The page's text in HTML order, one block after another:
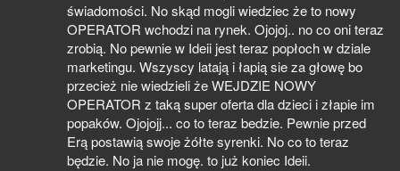
świadomości. No skąd mogli wiedziec że to nowy
OPERATOR wchodzi na rynek. Ojojoj.. no co oni teraz
zrobią. No pewnie w Ideii jest teraz popłoch w dziale
marketingu. Wszyscy latają i łapią sie za głowę bo
przecież nie wiedzieli że WEJDZIE NOWY
OPERATOR z taką super oferta dla dzieci i złapie im
popaków. Ojojojj... co to teraz bedzie. Pewnie przed
Erą postawią swoje żółte syrenki. No co to teraz
będzie. No ja nie mogę. to już koniec Ideii.